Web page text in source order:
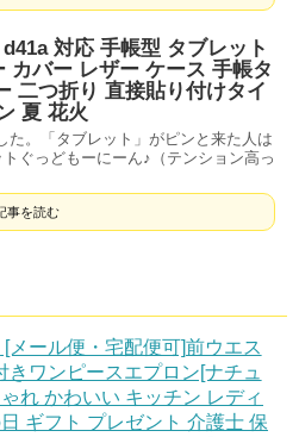
対応 手帳型 タブレット
カバー レザー ケース 手帳タ
二つ折り 直接貼り付けタイ
夏 花火
た。「タブレット」がピンと来た人は
ぐっどもーにーん♪（テンション高っ
事を読む
メール便・宅配便可]前ウエス
きワンピースエプロン[ナチュ
れ かわいい キッチン レディ
ギフト プレゼント 介護士 保